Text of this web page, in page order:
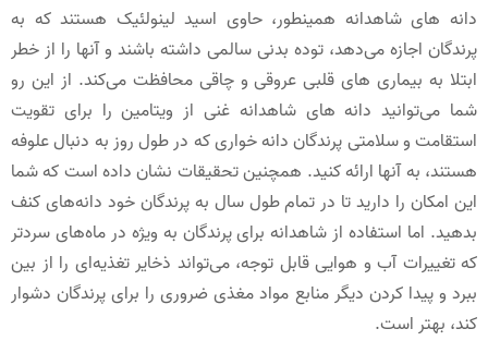
دانه های شاهدانه همینطور، حاوی اسید لینولئیک هستند که به
پرندگان اجازه می‌دهد، توده بدنی سالمی داشته باشند و آنها را از خطر
ابتلا به بیماری های قلبی عروقی و چاقی محافظت می‌کند. از این رو
شما می‌توانید دانه های شاهدانه غنی از ویتامین را برای تقویت
استقامت و سلامتی پرندگان دانه خواری که در طول روز به دنبال علوفه
هستند، به آنها ارائه کنید. همچنین تحقیقات نشان داده است که شما
این امکان را دارید تا در تمام طول سال به پرندگان خود دانه‌های کنف
بدهید. اما استفاده از شاهدانه برای پرندگان به ‌ویژه در ماه‌های سردتر
که تغییرات آب و هوایی قابل توجه، می‌تواند ذخایر تغذیه‌ای را از بین
ببرد و پیدا کردن دیگر منابع مواد مغذی ضروری را برای پرندگان دشوار
کند، بهتر است.